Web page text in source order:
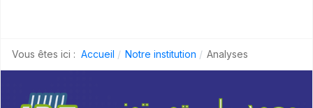
Vous êtes ici : Accueil Notre institution Analyses